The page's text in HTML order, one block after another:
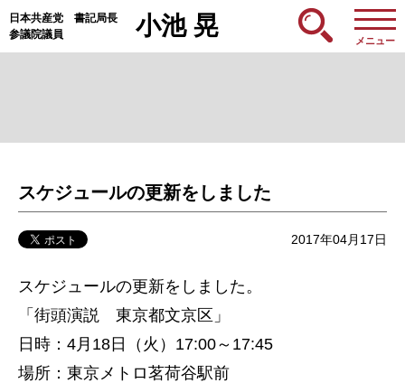
日本共産党 書記局長
参議院議員
小池 晃
メニュー
スケジュールの更新をしました
2017年04月17日
スケジュールの更新をしました。
「街頭演説 東京都文京区」
日時：4月18日（火）17:00～17:45
場所：東京メトロ茗荷谷駅前